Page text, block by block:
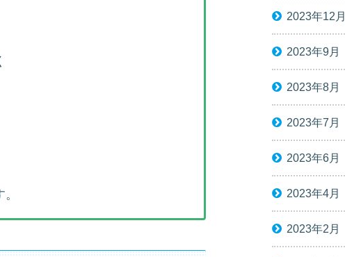
2023年12月
2023年9月
2023年8月
2023年7月
2023年6月
2023年4月
2023年2月